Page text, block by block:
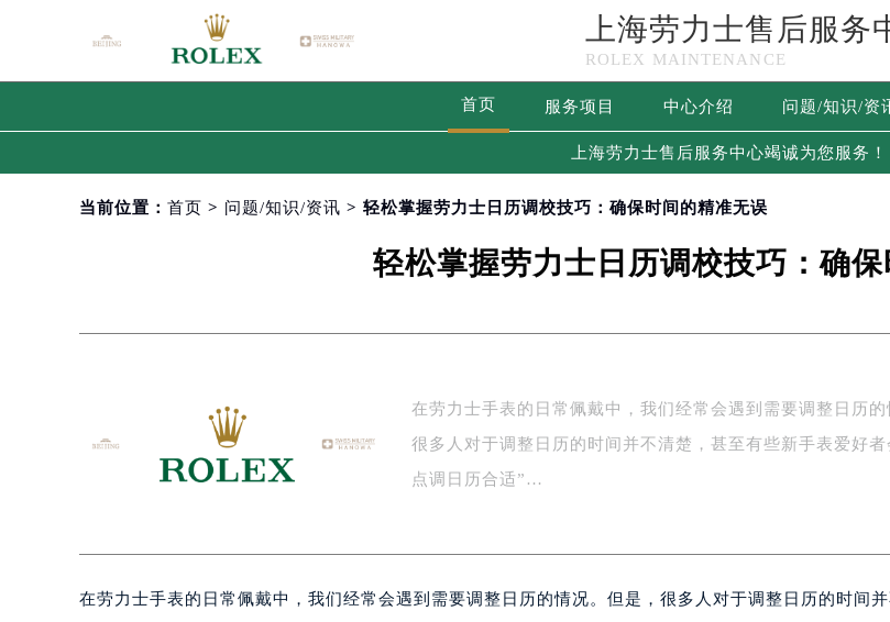
上海劳力士售后服务
ROLEX MAINTENANCE
首页 服务项目 中心介绍 问题/知识/资
上海劳力士售后服务中心竭诚为您服务！
当前位置： 首页 > 问题/知识/资讯 > 轻松掌握劳力士日历调校技巧：确保时间的精准无误
轻松掌握劳力士日历调校技巧：确
在劳力士手表的日常佩戴中，我们经常会遇到需要调整日历的
很多人对于调整日历的时间并不清楚，甚至有些新手表爱好
点调日历合适”…
在劳力士手表的日常佩戴中，我们经常会遇到需要调整日历的情况。但是，很多人对于调整日历的时间